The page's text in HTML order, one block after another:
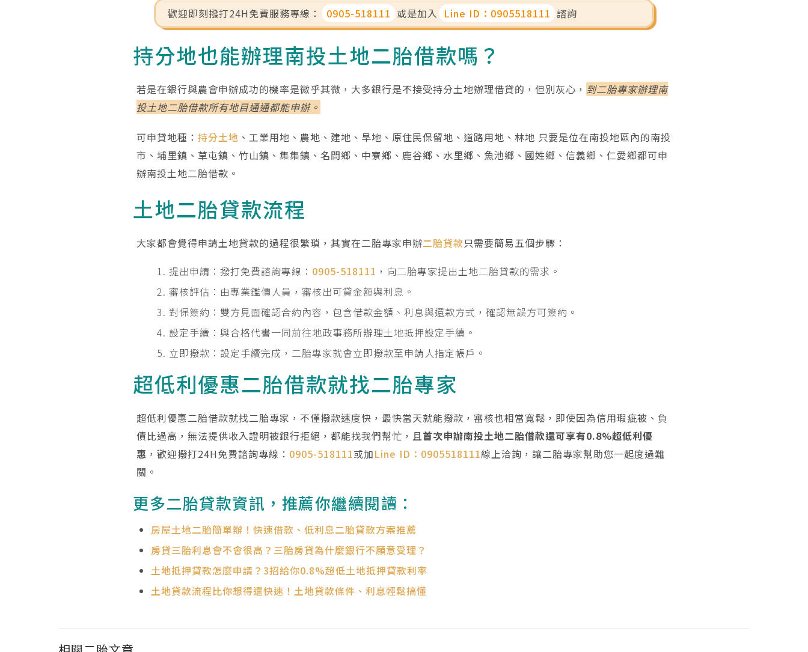
歡迎即刻撥打24H免費服務專線： 0905-518111 或是加入 Line ID：0905518111 諮詢
持分地也能辦理南投土地二胎借款嗎？
若是在銀行與農會申辦成功的機率是微乎其微，大多銀行是不接受持分土地辦理借貸的，但別灰心， 到二胎專家辦理南
投土地二胎借款所有地目通通都能申辦。
可申貸地種：持分土地 、工業用地、農地、建地、旱地、原住民保留地、道路用地、林地 只要是位在南投地區內的南投
市、埔里鎮、草屯鎮、竹山鎮、集集鎮、名間鄉、中寮鄉、鹿谷鄉、水里鄉、魚池鄉、國姓鄉、信義鄉、仁愛鄉都可申
辦南投土地二胎借款。
土地二胎貸款流程
大家都會覺得申請土地貸款的過程很繁瑣，其實在二胎專家申辦二胎貸款只需要簡易五個步驟：
提出申請：撥打免費諮詢專線： 0905-518111 ，向二胎專家提出土地二胎貸款的需求。
審核評估：由專業鑑價人員，審核出可貸金額與利息。
對保簽約：雙方見面確認合約內容，包含借款金額、利息與還款方式，確認無誤方可簽約。
設定手續：與合格代書一同前往地政事務所辦理土地抵押設定手續。
立即撥款：設定手續完成，二胎專家就會立即撥款至申請人指定帳戶。
超低利優惠二胎借款就找二胎專家
超低利優惠二胎借款就找二胎專家，不僅撥款速度快，最快當天就能撥款，審核也相當寬鬆，即使因為信用瑕疵被、負
債比過高，無法提供收入證明被銀行拒絕，都能找我們幫忙，且首次申辦南投土地二胎借款還可享有0.8%超低利優
惠 ，歡迎撥打24H免費諮詢專線： 0905-518111或加Line ID：0905518111線上洽詢，讓二胎專家幫助您一起度過難
關。
更多二胎貸款資訊，推薦你繼續閱讀：
房屋土地二胎簡單辦！快速借款、低利息二胎貸款方案推薦
房貸三胎利息會不會很高？三胎房貸為什麼銀行不願意受理？
土地抵押貸款怎麼申請？3招給你0.8%超低土地抵押貸款利率
土地貸款流程比你想得還快速！土地貸款條件、利息輕鬆搞懂